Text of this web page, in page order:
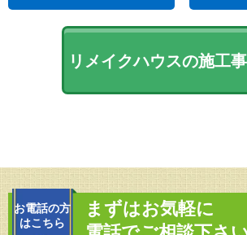
リメイクハウスの施工
お電話の方
はこちら
まずはお気軽に